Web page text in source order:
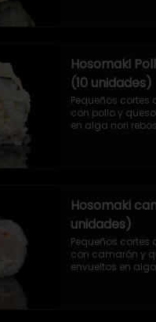
Hosomaki
(10 unidades)
Pequeños cortes
con pollo y
en alga nori
Hosomaki
unidades)
Pequeños cortes
con camarón y
envueltos en